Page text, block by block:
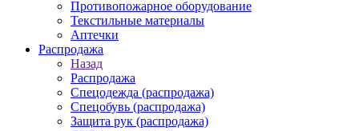
Противопожарное оборудование
Текстильные материалы
Аптечки
Распродажа
Назад
Распродажа
Спецодежда (распродажа)
Спецобувь (распродажа)
Защита рук (распродажа)